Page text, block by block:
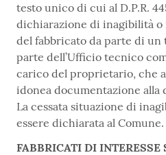
testo unico di cui al D.P.R.
dichiarazione di inagibilità
del fabbricato da parte di
parte dell’Ufficio tecnico
carico del proprietario, che
idonea documentazione alla
La cessata situazione di
essere dichiarata al Comune.
FABBRICATI DI INTERESSE